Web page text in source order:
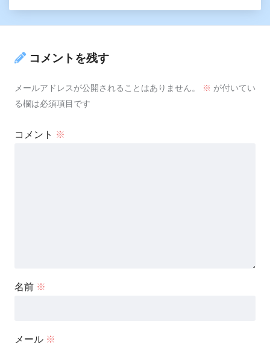
コメントを残す
メールアドレスが公開されることはありません。 ※ が付いてい
る欄は必須項目です
コメント ※
名前 ※
メール ※